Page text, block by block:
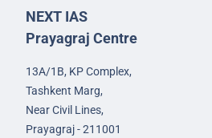
NEXT IAS
Prayagraj Centre
13A/1B, KP Complex,
Tashkent Marg,
Near Civil Lines,
Prayagraj - 211001